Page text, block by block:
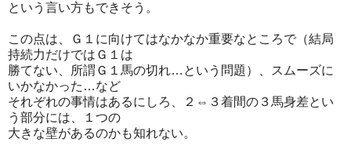
という言い方もできそう。
この点は、Ｇ１に向けてはなかなか重要なところで（結局
持続力だけではＧ１は
勝てない、所謂Ｇ１馬の切れ…という問題）、スムーズに
いかなかった…など
それぞれの事情はあるにしろ、２⇔３着間の３馬身差とい
う部分には、１つの
大きな壁があるのかも知れない。